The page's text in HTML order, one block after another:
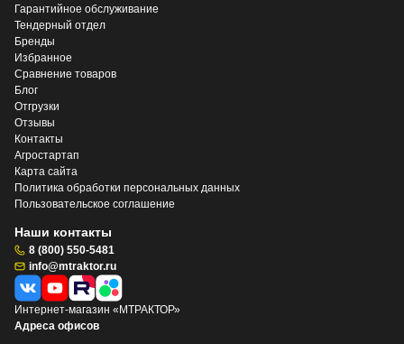
Гарантийное обслуживание
Тендерный отдел
Бренды
Избранное
Сравнение товаров
Блог
Отгрузки
Отзывы
Контакты
Агростартап
Карта сайта
Политика обработки персональных данных
Пользовательское соглашение
Наши контакты
8 (800) 550-5481
info@mtraktor.ru
Интернет-магазин «МТРАКТОР»
Адреса офисов